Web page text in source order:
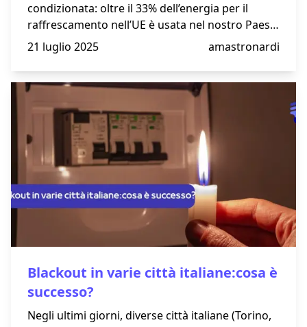
condizionata: oltre il 33% dell’energia per il
raffrescamento nell’UE è usata nel nostro Paese.
Il caldo estremo, l’età media elevata e la
percezione del condizionatore come bene
essenziale spingono i consumi. Serve più
efficienza per ridurre impatto ambientale e costi
in bolletta.
21 luglio 2025 amastronardi
Blackout in varie città italiane:cosa è
successo?
Negli ultimi giorni, diverse città italiane (Torino,